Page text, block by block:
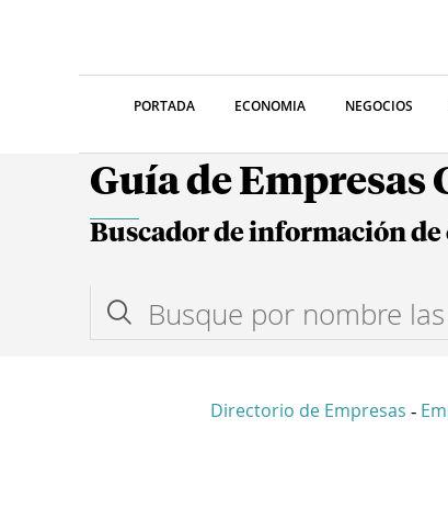
PORTADA ECONOMIA NEGOCIOS
Guía de Empresas
Buscador de información de
Directorio de Empresas -